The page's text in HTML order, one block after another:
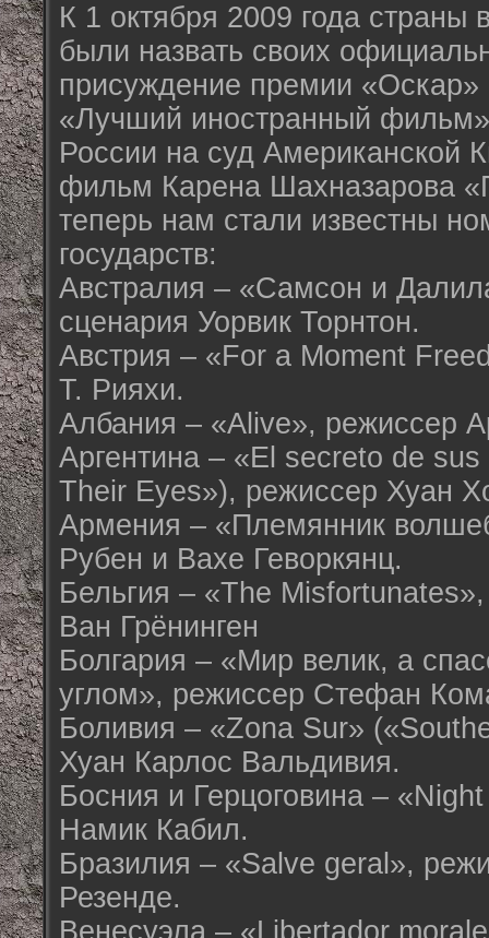
К 1 октября 2009 года страны
были назвать своих
присуждение премии
«Лучший иностранный
России на суд Американской
фильм Карена Шахназарова
теперь нам стали известны
государств:
Австралия – «Самсон и
сценария Уорвик Торнтон.
Австрия – «For a Moment
Т. Рияхи.
Албания – «Alive», режиссер
Аргентина – «El secreto de
Their Eyes»), режиссер Хуан
Армения – «Племянник
Рубен и Вахе Геворкянц.
Бельгия – «The
Ван Грёнинген
Болгария – «Мир велик, а
углом», режиссер Стефан
Боливия – «Zona Sur»
Хуан Карлос Вальдивия.
Босния и Герцоговина –
Намик Кабил.
Бразилия – «Salve geral»,
Резенде.
Венесуэла – «Libertador